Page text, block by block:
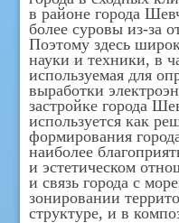
в районе города
более суровы из-за
Поэтому здесь
науки и техники, в
используемая для
выработки
застройке города
используется как
формирования
наиболее
и эстетическом
и связь города с
зонировании
структуре, и в